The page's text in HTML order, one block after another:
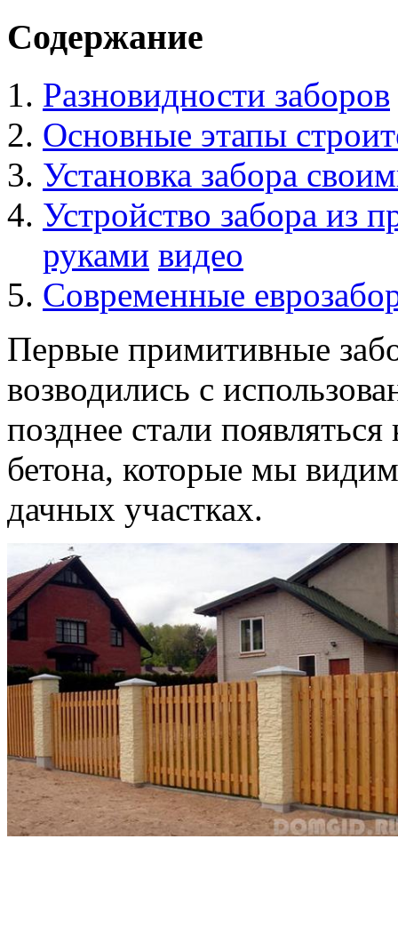
Содержание
Разновидности заборов
Основные этапы
Установка забора
Устройство забора из
руками видео
Современные
Первые примитивные
возводились с
позднее стали
бетона, которые мы
дачных участках.